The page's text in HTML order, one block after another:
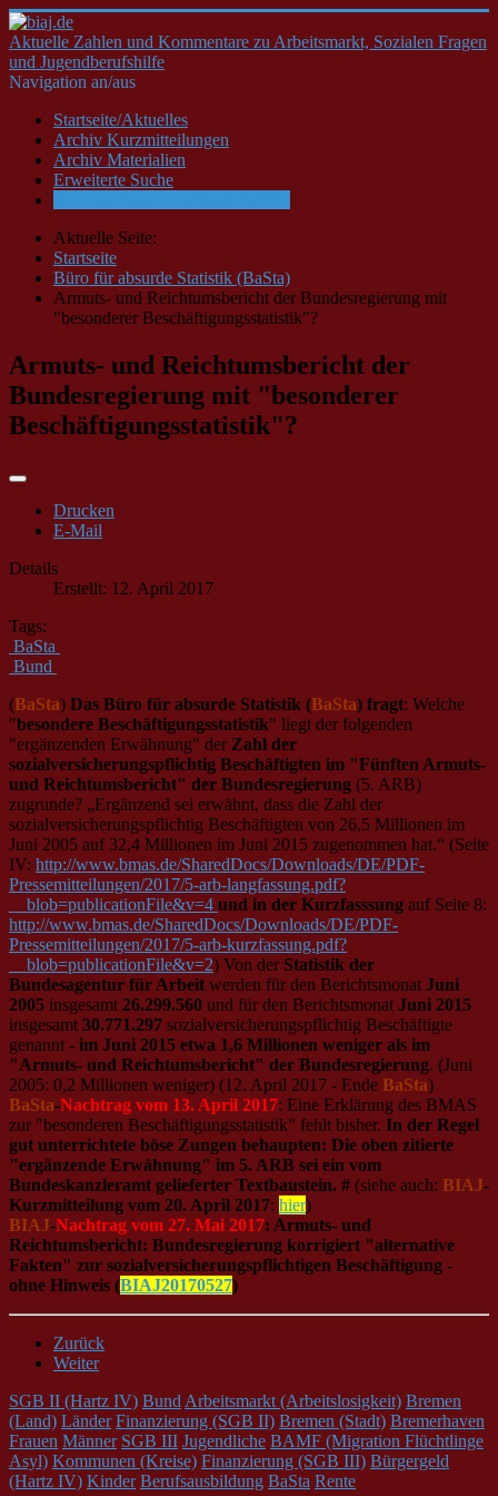
Aktuelle Zahlen und Kommentare zu Arbeitsmarkt, Sozialen Fragen
und Jugendberufshilfe
Navigation an/aus
Startseite/Aktuelles
Archiv Kurzmitteilungen
Archiv Materialien
Erweiterte Suche
Aktuelle Seite:
Startseite
Büro für absurde Statistik (BaSta)
Armuts- und Reichtumsbericht der Bundesregierung mit
"besonderer Beschäftigungsstatistik"?
Armuts- und Reichtumsbericht der
Bundesregierung mit "besonderer
Beschäftigungsstatistik"?
Drucken
E-Mail
Details
Erstellt: 12. April 2017
Tags:
BaSta
Bund
(BaSta) Das Büro für absurde Statistik (BaSta) fragt: Welche
"besondere Beschäftigungsstatistik" liegt der folgenden
"ergänzenden Erwähnung" der Zahl der
sozialversicherungspflichtig Beschäftigten im "Fünften Armuts-
und Reichtumsbericht" der Bundesregierung (5. ARB)
zugrunde? „Ergänzend sei erwähnt, dass die Zahl der
sozialversicherungspflichtig Beschäftigten von 26,5 Millionen im
Juni 2005 auf 32,4 Millionen im Juni 2015 zugenommen hat.“ (Seite
IV: http://www.bmas.de/SharedDocs/Downloads/DE/PDF-
Pressemitteilungen/2017/5-arb-langfassung.pdf?
__blob=publicationFile&v=4 und in der Kurzfasssung auf Seite 8:
http://www.bmas.de/SharedDocs/Downloads/DE/PDF-
Pressemitteilungen/2017/5-arb-kurzfassung.pdf?
__blob=publicationFile&v=2) Von der Statistik der
Bundesagentur für Arbeit werden für den Berichtsmonat Juni
2005 insgesamt 26.299.560 und für den Berichtsmonat Juni 2015
insgesamt 30.771.297 sozialversicherungspflichtig Beschäftigte
genannt - im Juni 2015 etwa 1,6 Millionen weniger als im
"Armuts- und Reichtumsbericht" der Bundesregierung. (Juni
2005: 0,2 Millionen weniger) (12. April 2017 - Ende BaSta)
BaSta-Nachtrag vom 13. April 2017: Eine Erklärung des BMAS
zur "besonderen Beschäftigungsstatistik" fehlt bisher. In der Regel
gut unterrichtete böse Zungen behaupten: Die oben zitierte
"ergänzende Erwähnung" im 5. ARB sei ein vom
Bundeskanzleramt gelieferter Textbaustein. # (siehe auch: BIAJ-
Kurzmitteilung vom 20. April 2017: hier)
BIAJ-Nachtrag vom 27. Mai 2017: Armuts- und
Reichtumsbericht: Bundesregierung korrigiert "alternative
Fakten" zur sozialversicherungspflichtigen Beschäftigung -
ohne Hinweis (BIAJ20170527)
Zurück
Weiter
SGB II (Hartz IV) Bund Arbeitsmarkt (Arbeitslosigkeit) Bremen
(Land) Länder Finanzierung (SGB II) Bremen (Stadt) Bremerhaven
Frauen Männer SGB III Jugendliche BAMF (Migration Flüchtlinge
Asyl) Kommunen (Kreise) Finanzierung (SGB III) Bürgergeld
(Hartz IV) Kinder Berufsausbildung BaSta Rente